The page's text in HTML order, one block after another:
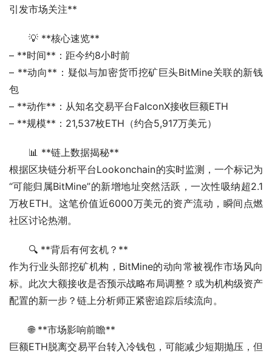
引发市场关注**
💡 **核心速览**
– **时间**：距今约8小时前
– **动向**：疑似与加密货币挖矿巨头BitMine关联的新钱
包
– **动作**：从知名交易平台FalconX接收巨额ETH
– **规模**：21,537枚ETH（约合5,917万美元）
📊 **链上数据揭秘**
根据区块链分析平台Lookonchain的实时监测，一个标记为
“可能归属BitMine”的新增地址突然活跃，一次性吸纳超2.1
万枚ETH。这笔价值近6000万美元的资产流动，瞬间点燃
社区讨论热潮。
🔍 **背后有何玄机？**
作为行业头部挖矿机构，BitMine的动向常被视作市场风向
标。此次大额接收是否预示战略布局调整？或为机构级资产
配置的新一步？链上分析师正紧密追踪后续流向。
🌐 **市场影响前瞻**
巨额ETH脱离交易平台转入冷钱包，可能减少短期抛压，但